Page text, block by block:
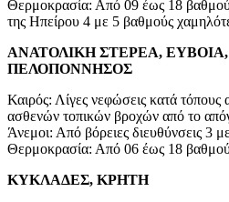
Θερμοκρασία: Από 09 έως 18
της Ηπείρου 4 με 5 βαθμούς
ΑΝΑΤΟΛΙΚΗ ΣΤΕΡΕΑ,
ΠΕΛΟΠΟΝΝΗΣΟΣ
Καιρός: Λίγες νεφώσεις κατά τόπους
ασθενών τοπικών βροχών από το
Άνεμοι: Από βόρειες διευθύνσεις 3
Θερμοκρασία: Από 06 έως 18
ΚΥΚΛΑΔΕΣ, ΚΡΗΤΗ